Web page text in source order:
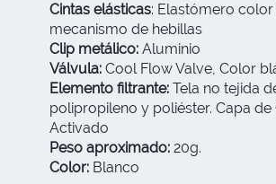
Cintas elásticas: Elastómero
mecanismo de hebillas
Clip metálico: Aluminio
Válvula: Cool Flow Valve, Color
Elemento filtrante: Tela no tejida
polipropileno y poliéster. Capa de
Activado
Peso aproximado: 20g.
Color: Blanco